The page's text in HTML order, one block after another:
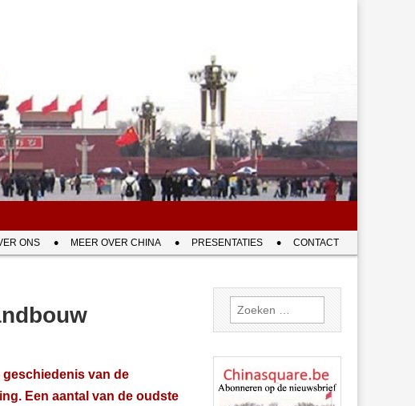
ONS MEER OVER CHINA PRESENTATIES CONTACT
geschiedenis van de
Een aantal van de oudste
Zoeken
naar: